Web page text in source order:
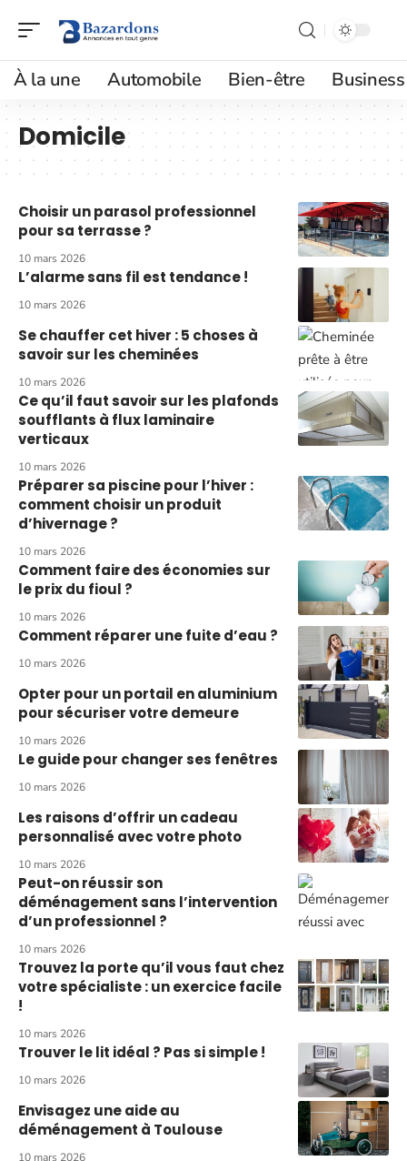
À la une Automobile Bien-être Business
Domicile
Choisir un parasol professionnel
pour sa terrasse ?
10 mars 2026
L’alarme sans fil est tendance !
10 mars 2026
Se chauffer cet hiver : 5 choses à
savoir sur les cheminées
10 mars 2026
Ce qu’il faut savoir sur les plafonds
soufflants à flux laminaire
verticaux
10 mars 2026
Préparer sa piscine pour l’hiver :
comment choisir un produit
d’hivernage ?
10 mars 2026
Comment faire des économies sur
le prix du fioul ?
10 mars 2026
Comment réparer une fuite d’eau ?
10 mars 2026
Opter pour un portail en aluminium
pour sécuriser votre demeure
10 mars 2026
Le guide pour changer ses fenêtres
10 mars 2026
Les raisons d’offrir un cadeau
personnalisé avec votre photo
10 mars 2026
Peut-on réussir son
déménagement sans l’intervention
d’un professionnel ?
10 mars 2026
Trouvez la porte qu’il vous faut chez
votre spécialiste : un exercice facile
!
10 mars 2026
Trouver le lit idéal ? Pas si simple !
10 mars 2026
Envisagez une aide au
déménagement à Toulouse
10 mars 2026